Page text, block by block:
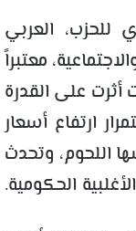
للحزب، العربي
معتبراً
أثرت على القدرة
ارتفاع أسعار
اللحوم، وتحدث
الحكومية.